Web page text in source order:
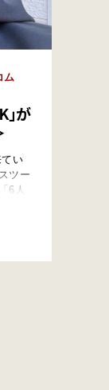
ム
が
い
ツー
6人
たん